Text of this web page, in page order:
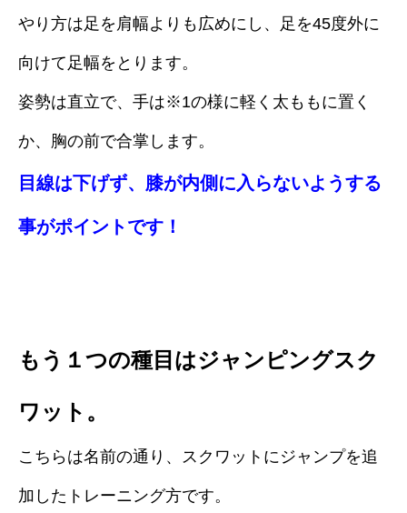
やり方は足を肩幅よりも広めにし、足を45度外に
向けて足幅をとります。
姿勢は直立で、手は※1の様に軽く太ももに置く
か、胸の前で合掌します。
目線は下げず、膝が内側に入らないようする
事がポイントです！
もう１つの種目はジャンピングスク
ワット。
こちらは名前の通り、スクワットにジャンプを追
加したトレーニング方です。